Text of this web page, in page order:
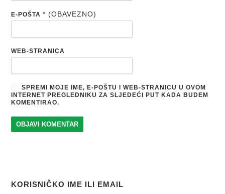
E-POŠTA* (OBAVEZNO)
WEB-STRANICA
SPREMI MOJE IME, E-POŠTU I WEB-STRANICU U OVOM
INTERNET PREGLEDNIKU ZA SLJEDEĆI PUT KADA BUDEM
KOMENTIRAO.
KORISNIČKO IME ILI EMAIL